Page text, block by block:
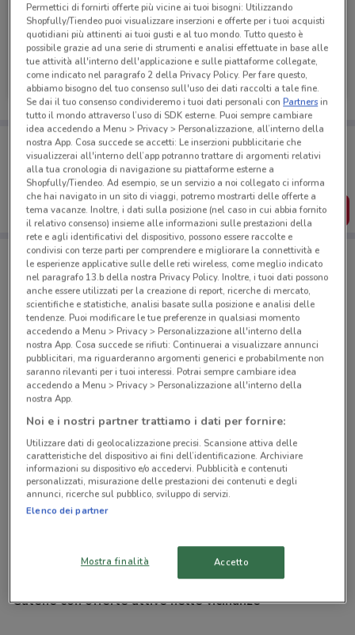
PEPCO
Scade mercoledì 312 m
Porta DoveConviene sempre con te!
Puoi trovare le migliori offerte dei negozi vicino a te,
salvarle e creare la tua lista del risparmio, comodamente
dal tuo cellulare.
SCARICA L’APP
Negozi PEPCO a Calenzano
© MapTiler © OpenStreetMap contributors
Via Di Novoli 10E/D Firenze
8.9 km
APERTO
Via Nazionale, 33R Firenze
11.3 km
APERTO
Catene con offerte attive nelle vicinanze
Permettici di fornirti offerte più vicine ai tuoi bisogni: Utilizzando
Shopfully/Tiendeo puoi visualizzare inserzioni e offerte per i tuoi acquisti
quotidiani più attinenti ai tuoi gusti e al tuo mondo. Tutto questo è
possibile grazie ad una serie di strumenti e analisi effettuate in base alle
tue attività all'interno dell'applicazione e sulle piattaforme collegate,
come indicato nel paragrafo 2 della Privacy Policy. Per fare questo,
abbiamo bisogno del tuo consenso sull'uso dei dati raccolti a tale fine.
Se dai il tuo consenso condivideremo i tuoi dati personali conPartnersin
tutto il mondo attraverso l’uso di SDK esterne. Puoi sempre cambiare
idea accedendo a Menu > Privacy > Personalizzazione, all’interno della
nostra App. Cosa succede se accetti: Le inserzioni pubblicitarie che
visualizzerai all'interno dell’app potranno trattare di argomenti relativi
alla tua cronologia di navigazione su piattaforme esterne a
Shopfully/Tiendeo. Ad esempio, se un servizio a noi collegato ci informa
che hai navigato in un sito di viaggi, potremo mostrarti delle offerte a
tema vacanze. Inoltre, i dati sulla posizione (nel caso in cui abbia fornito
il relativo consenso) insieme alle informazioni sulle prestazioni della
rete e agli identificativi del dispositivo, possono essere raccolte e
condivisi con terze parti per comprendere e migliorare la connettività e
le esperienze applicative sulle delle reti wireless, come meglio indicato
nel paragrafo 13.b della nostra Privacy Policy. Inoltre, i tuoi dati possono
anche essere utilizzati per la creazione di report, ricerche di mercato,
scientifiche e statistiche, analisi basate sulla posizione e analisi delle
tendenze. Puoi modificare le tue preferenze in qualsiasi momento
accedendo a Menu > Privacy > Personalizzazione all'interno della
nostra App. Cosa succede se rifiuti: Continuerai a visualizzare annunci
pubblicitari, ma riguarderanno argomenti generici e probabilmente non
saranno rilevanti per i tuoi interessi. Potrai sempre cambiare idea
accedendo a Menu > Privacy > Personalizzazione all'interno della
nostra App.
Noi e i nostri partner trattiamo i dati per fornire:
Utilizzare dati di geolocalizzazione precisi. Scansione attiva delle
caratteristiche del dispositivo ai fini dell’identificazione. Archiviare
informazioni su dispositivo e/o accedervi. Pubblicità e contenuti
personalizzati, misurazione delle prestazioni dei contenuti e degli
annunci, ricerche sul pubblico, sviluppo di servizi.
Elenco dei partner
Mostra finalità Accetto